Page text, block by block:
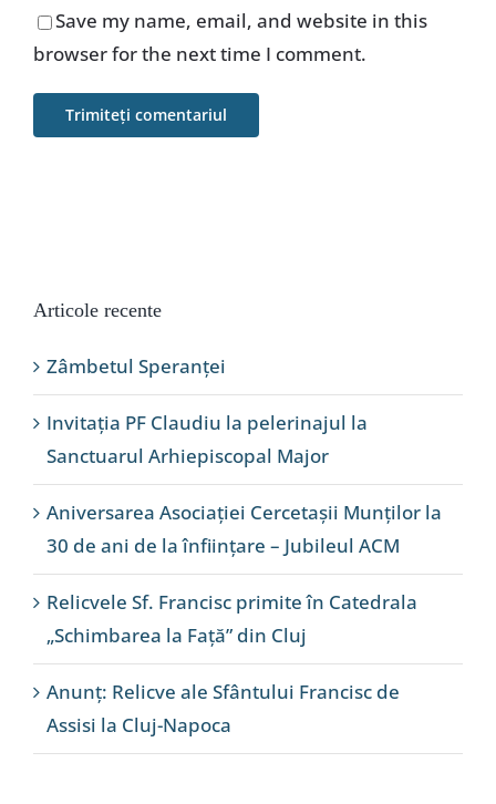
Save my name, email, and website in this
browser for the next time I comment.
Articole recente
Zâmbetul Speranței
Invitația PF Claudiu la pelerinajul la
Sanctuarul Arhiepiscopal Major
Aniversarea Asociației Cercetașii Munților la
30 de ani de la înființare – Jubileul ACM
Relicvele Sf. Francisc primite în Catedrala
„Schimbarea la Față” din Cluj
Anunț: Relicve ale Sfântului Francisc de
Assisi la Cluj-Napoca